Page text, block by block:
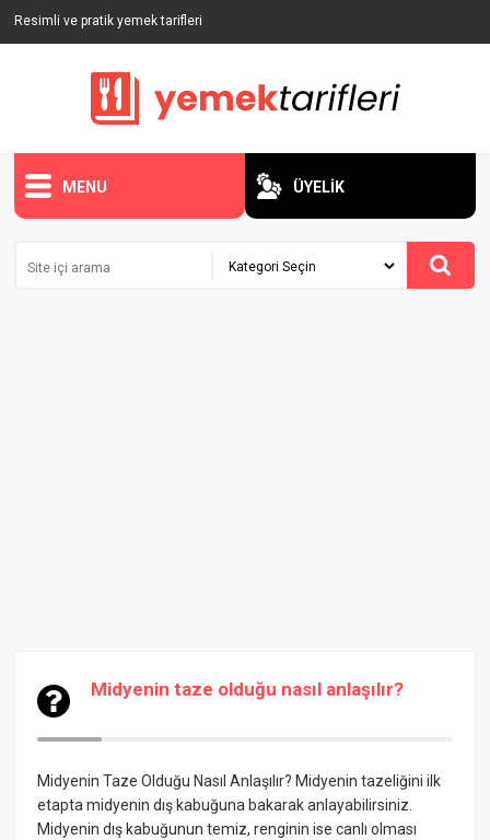
Resimli ve pratik yemek tarifleri
MENU ÜYELİK
Midyenin taze olduğu nasıl anlaşılır?
Midyenin Taze Olduğu Nasıl Anlaşılır? Midyenin tazeliğini ilk
etapta midyenin dış kabuğuna bakarak anlayabilirsiniz.
Midyenin dış kabuğunun temiz, renginin ise canlı olması